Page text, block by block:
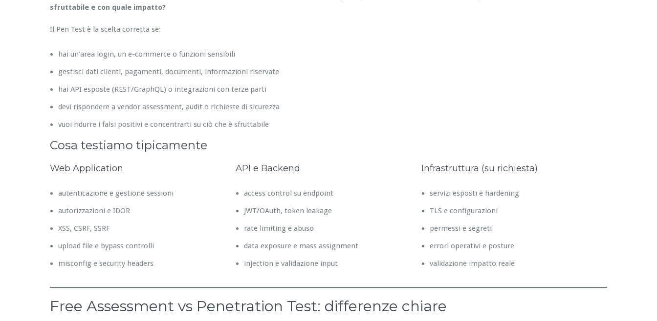
sfruttabile e con quale impatto?
Il Pen Test è la scelta corretta se:
hai un’area login, un e-commerce o funzioni sensibili
gestisci dati clienti, pagamenti, documenti, informazioni riservate
hai API esposte (REST/GraphQL) o integrazioni con terze parti
devi rispondere a vendor assessment, audit o richieste di sicurezza
vuoi ridurre i falsi positivi e concentrarti su ciò che è sfruttabile
Cosa testiamo tipicamente
Web Application
autenticazione e gestione sessioni
autorizzazioni e IDOR
XSS, CSRF, SSRF
upload file e bypass controlli
misconfig e security headers
API e Backend
access control su endpoint
JWT/OAuth, token leakage
rate limiting e abuso
data exposure e mass assignment
injection e validazione input
Infrastruttura (su richiesta)
servizi esposti e hardening
TLS e configurazioni
permessi e segreti
errori operativi e posture
validazione impatto reale
Free Assessment vs Penetration Test: differenze chiare